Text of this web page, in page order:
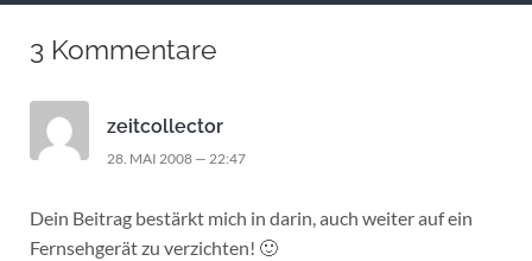
3 Kommentare
zeitcollector
28. MAI 2008 — 22:47
Dein Beitrag bestärkt mich in darin, auch weiter auf ein
Fernsehgerät zu verzichten! 🙂